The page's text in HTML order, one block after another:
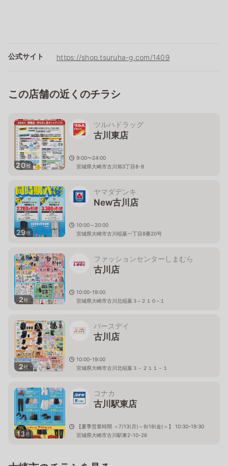
公式サイト https://shop.tsuruha-g.com/1409
この店舗の近くのチラシ
20枚
ツルハドラッグ
古川東店
9:00〜24:00
宮城県大崎市古川旭3丁目8-8
29枚
ヤマダデンキ
New古川店
10:00～20:00
宮城県大崎市古川稲葉一丁目8番20号
2枚
ファッションセンターしまむら
古川店
10:00-19:00
宮城県大崎市古川北稲葉３−２１０−１
2枚
バースデイ
古川店
10:00-19:00
宮城県大崎市古川北稲葉３－２１１－１
13枚
コナカ
古川駅東店
【夏季営業時間 ＜7/13(月)～9/18(金)＞】 10:30-19:30
宮城県大崎市古川駅東2-10-26